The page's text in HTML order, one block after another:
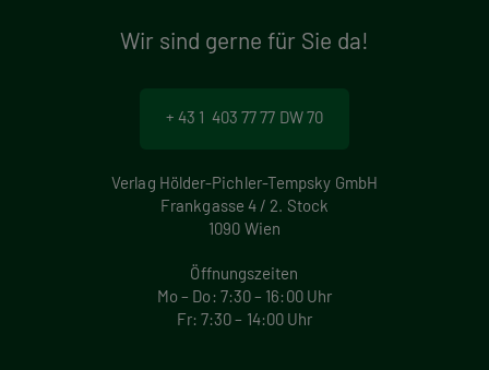
Wir sind gerne für Sie da!
+ 43 1 403 77 77 DW 70
Verlag Hölder-Pichler-Tempsky GmbH
Frankgasse 4 / 2. Stock
1090 Wien
Öffnungszeiten
Mo – Do: 7:30 – 16:00 Uhr
Fr: 7:30 – 14:00 Uhr